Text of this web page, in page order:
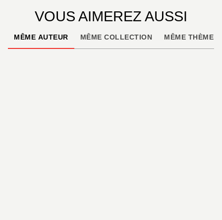
VOUS AIMEREZ AUSSI
MÊME AUTEUR MÊME COLLECTION MÊME THÈME